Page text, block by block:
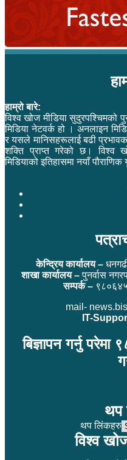
हाम्रो बारे:
विश्व खोज मीडिया सुदुरपश्चिमको
मिडिया नेटवर्क हो । अनलाइन
र यसले मानिसहरूलाई बढी
शक्ति प्राप्त गरेको छ। विश्व
मिडियाको इतिहासमा नयाँ
केन्द्रिय कार्यालय –
शाखा कार्यालय –पुनर्वास
सम्पर्क –
mail-
IT-
बिज्ञापन गर्नु
थप
थप लिंकहरु
विश्व